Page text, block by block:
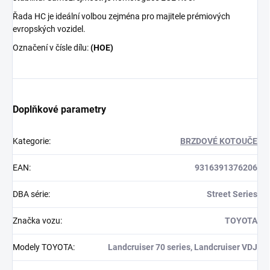
Řada HC je ideální volbou zejména pro majitele prémiových
evropských vozidel.
Označení v čísle dílu:(HOE)
Doplňkové parametry
Kategorie: BRZDOVÉ KOTOUČE
EAN: 9316391376206
DBA série: Street Series
Značka vozu: TOYOTA
Modely TOYOTA: Landcruiser 70 series, Landcruiser VDJ